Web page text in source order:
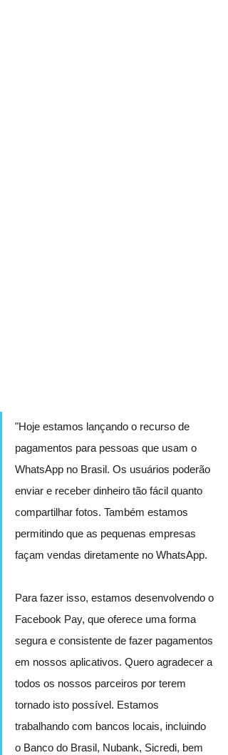
"Hoje estamos lançando o recurso de
pagamentos para pessoas que usam o
WhatsApp no Brasil. Os usuários poderão
enviar e receber dinheiro tão fácil quanto
compartilhar fotos. Também estamos
permitindo que as pequenas empresas
façam vendas diretamente no WhatsApp.
Para fazer isso, estamos desenvolvendo o
Facebook Pay, que oferece uma forma
segura e consistente de fazer pagamentos
em nossos aplicativos. Quero agradecer a
todos os nossos parceiros por terem
tornado isto possível. Estamos
trabalhando com bancos locais, incluindo
o Banco do Brasil, Nubank, Sicredi, bem